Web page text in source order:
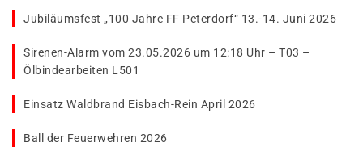
Jubiläumsfest „100 Jahre FF Peterdorf“ 13.-14. Juni 2026
Sirenen-Alarm vom 23.05.2026 um 12:18 Uhr – T03 –
Ölbindearbeiten L501
Einsatz Waldbrand Eisbach-Rein April 2026
Ball der Feuerwehren 2026